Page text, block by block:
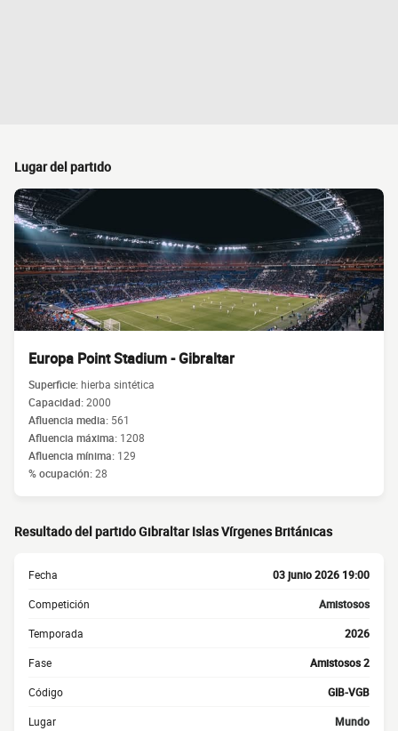
Lugar del partido
Europa Point Stadium - Gibraltar
Superficie:hierba sintética
Capacidad:2000
Afluencia media: 561
Afluencia máxima: 1208
Afluencia mínima: 129
% ocupación:28
Resultado del partido Gibraltar Islas Vírgenes Británicas
Fecha 03 junio 2026 19:00
Competición Amistosos
Temporada 2026
Fase Amistosos 2
Código GIB-VGB
Lugar Mundo